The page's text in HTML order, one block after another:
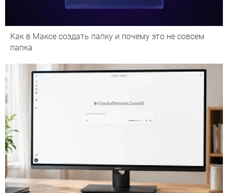
Как в Максе создать папку и почему это не совсем
папка